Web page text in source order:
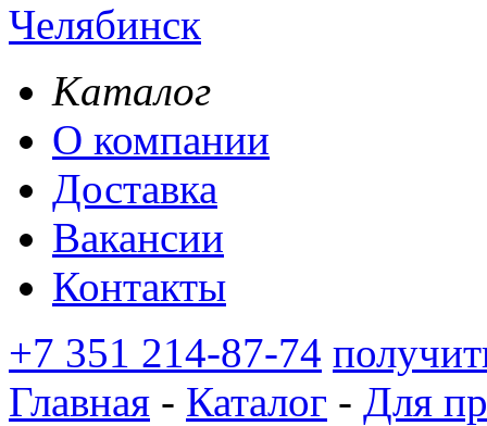
Челябинск
Каталог
О компании
Доставка
Вакансии
Контакты
+7 351 214-87-74
Главная - Каталог - Для